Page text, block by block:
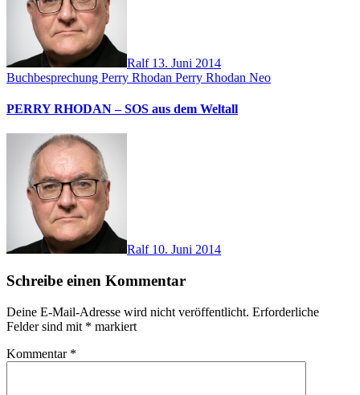
Ralf 13. Juni 2014
Buchbesprechung Perry Rhodan Perry Rhodan Neo
PERRY RHODAN – SOS aus dem Weltall
Ralf 10. Juni 2014
Schreibe einen Kommentar
Deine E-Mail-Adresse wird nicht veröffentlicht. Erforderliche
Felder sind mit * markiert
Kommentar *